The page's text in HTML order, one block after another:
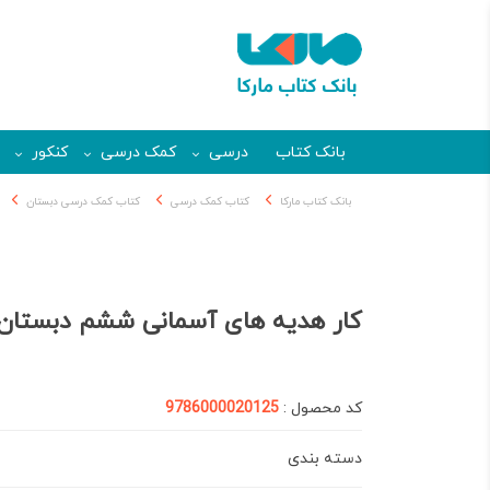
بانک کتاب درسی کمک درسی کنکور
بانک کتاب مارکا کتاب کمک درسی کتاب کمک درسی دبستان
کار هدیه های آسمانی ششم
کد محصول : 9786000020125
دسته بندی